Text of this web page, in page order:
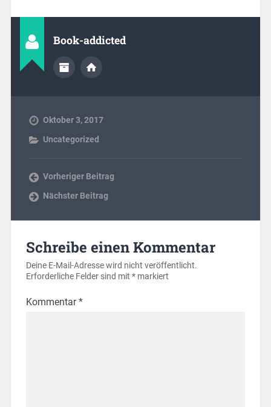
Book-addicted
Oktober 3, 2017
Uncategorized
Vorheriger Beitrag
Nächster Beitrag
Schreibe einen Kommentar
Deine E-Mail-Adresse wird nicht veröffentlicht.
Erforderliche Felder sind mit *markiert
Kommentar*